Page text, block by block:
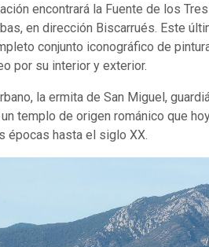
encontrará la Fuente de los
en dirección Biscarrués. Este
conjunto iconográfico de
por su interior y exterior.
la ermita de San Miguel,
templo de origen románico que
hasta el siglo XX.